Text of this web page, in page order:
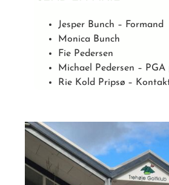
Jesper Bunch – Formand
Monica Bunch
Fie Pedersen
Michael Pedersen – PGA
Rie Kold Pripsø –